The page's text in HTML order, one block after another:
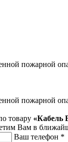
пожарной
пожарной
товару «Кабель
Вам в
Ваш телефон *